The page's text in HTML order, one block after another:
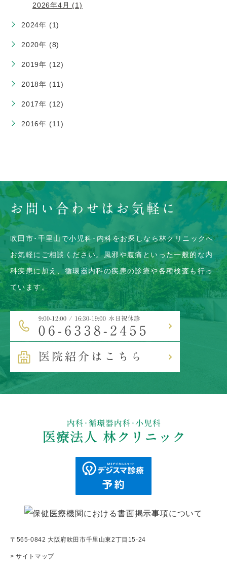
2026年4月 (1)
2024年 (1)
2020年 (8)
2019年 (12)
2018年 (11)
2017年 (12)
2016年 (11)
お問い合わせはお気軽に
吹田市･千里山で小児科･内科をお探しなら林クリニックへ
お気軽にご相談ください。風邪や腹痛といった一般的な内
科疾患に加え、循環器内科の疾患の診療や各種検査も行っ
ています。
〒565-0842 大阪府吹田市千里山東2丁目15-24
> サイトマップ